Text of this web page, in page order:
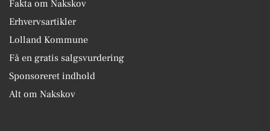
Fakta om Nakskov
Erhvervsartikler
Lolland Kommune
Få en gratis salgsvurdering
Sponsoreret indhold
Alt om Nakskov